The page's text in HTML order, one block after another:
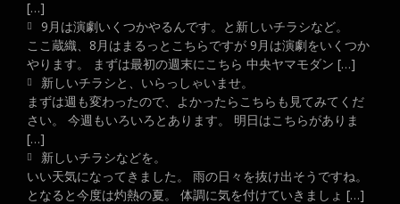
[…]
9月は演劇いくつかやるんです。と新しいチラシなど。
ここ蔵織、8月はまるっとこちらですが 9月は演劇をいくつか
やります。 まずは最初の週末にこちら 中央ヤマモダン […]
新しいチラシと、いらっしゃいませ。
まずは週も変わったので、よかったらこちらも見てみてくだ
さい。 今週もいろいろとあります。 明日はこちらがありま
[…]
新しいチラシなどを。
いい天気になってきました。 雨の日々を抜け出そうですね。
となると今度は灼熱の夏。 体調に気を付けていきましょ […]